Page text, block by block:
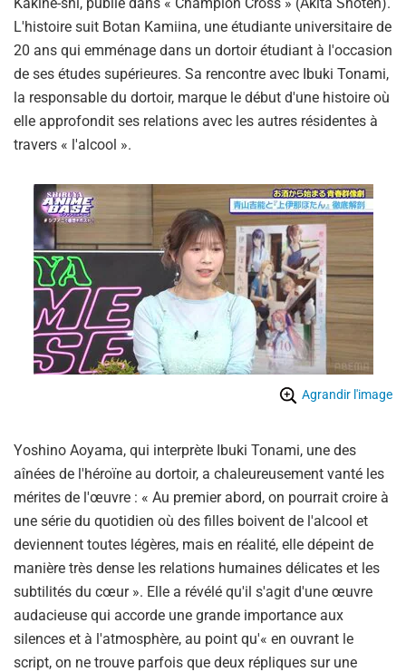
Kakine-shi, publié dans « Champion Cross » (Akita Shoten).
L'histoire suit Botan Kamiina, une étudiante universitaire de
20 ans qui emménage dans un dortoir étudiant à l'occasion
de ses études supérieures. Sa rencontre avec Ibuki Tonami,
la responsable du dortoir, marque le début d'une histoire où
elle approfondit ses relations avec les autres résidentes à
travers « l'alcool ».
Agrandir l'image
Yoshino Aoyama, qui interprète Ibuki Tonami, une des
aînées de l'héroïne au dortoir, a chaleureusement vanté les
mérites de l'œuvre : « Au premier abord, on pourrait croire à
une série du quotidien où des filles boivent de l'alcool et
deviennent toutes légères, mais en réalité, elle dépeint de
manière très dense les relations humaines délicates et les
subtilités du cœur ». Elle a révélé qu'il s'agit d'une œuvre
audacieuse qui accorde une grande importance aux
silences et à l'atmosphère, au point qu'« en ouvrant le
script, on ne trouve parfois que deux répliques sur une